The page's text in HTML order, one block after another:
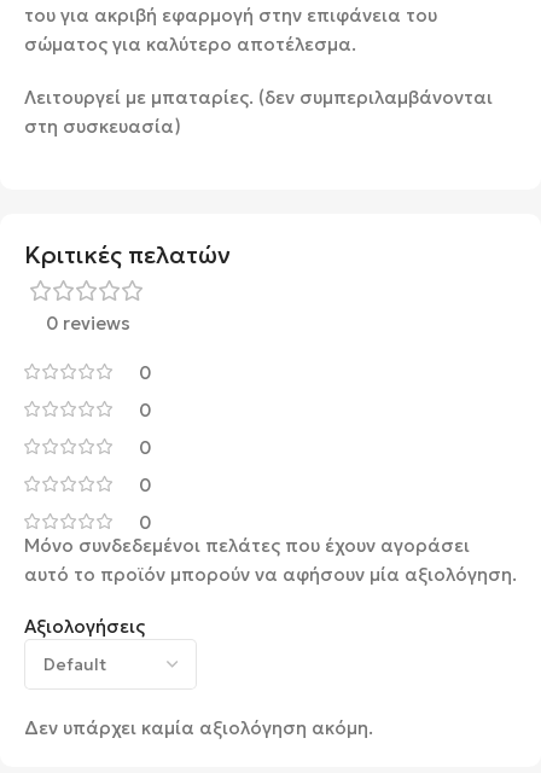
του για ακριβή εφαρμογή στην επιφάνεια του
σώματος για καλύτερο αποτέλεσμα.
Λειτουργεί με μπαταρίες. (δεν συμπεριλαμβάνονται
στη συσκευασία)
Κριτικές πελατών
0 reviews
0
0
0
0
0
Αξιολογήσεις
Δεν υπάρχει καμία αξιολόγηση ακόμη.
Μόνο συνδεδεμένοι πελάτες που έχουν αγοράσει
αυτό το προϊόν μπορούν να αφήσουν μία αξιολόγηση.